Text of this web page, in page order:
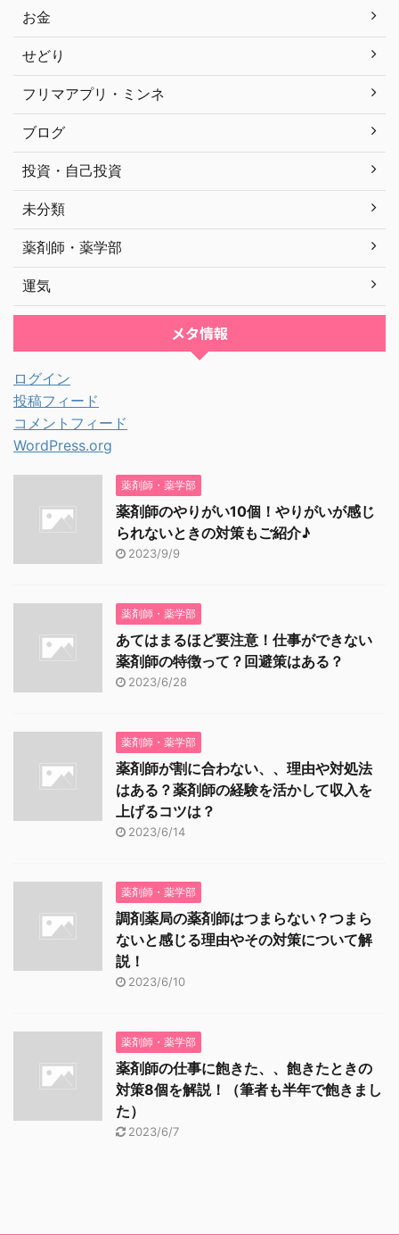
お金
せどり
フリマアプリ・ミンネ
ブログ
投資・自己投資
未分類
薬剤師・薬学部
運気
メタ情報
ログイン
投稿フィード
コメントフィード
WordPress.org
薬剤師・薬学部
薬剤師のやりがい10個！やりがいが感じ
られないときの対策もご紹介♪
2023/9/9
薬剤師・薬学部
あてはまるほど要注意！仕事ができない
薬剤師の特徴って？回避策はある？
2023/6/28
薬剤師・薬学部
薬剤師が割に合わない、、理由や対処法
はある？薬剤師の経験を活かして収入を
上げるコツは？
2023/6/14
薬剤師・薬学部
調剤薬局の薬剤師はつまらない？つまら
ないと感じる理由やその対策について解
説！
2023/6/10
薬剤師・薬学部
薬剤師の仕事に飽きた、、飽きたときの
対策8個を解説！（筆者も半年で飽きまし
た）
2023/6/7